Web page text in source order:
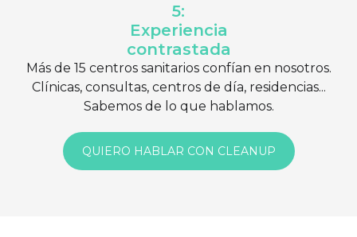
5:
Experiencia
contrastada
Más de 15 centros sanitarios confían en nosotros.
Clínicas, consultas, centros de día, residencias...
Sabemos de lo que hablamos.
QUIERO HABLAR CON CLEANUP